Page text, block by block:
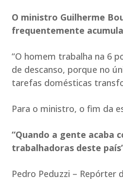
O ministro Guilherme
frequentemente
“O homem trabalha na 6
de descanso, porque no
tarefas domésticas
Para o ministro, o fim da
“Quando a gente acaba
trabalhadoras deste
Pedro Peduzzi – Repórter